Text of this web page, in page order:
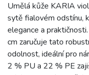
Umělá kůže KARIA
sytě fialovém odstínu,
elegance a
cm zaručuje tato
odolnost, ideální pro
2 % PU a 22 % PE